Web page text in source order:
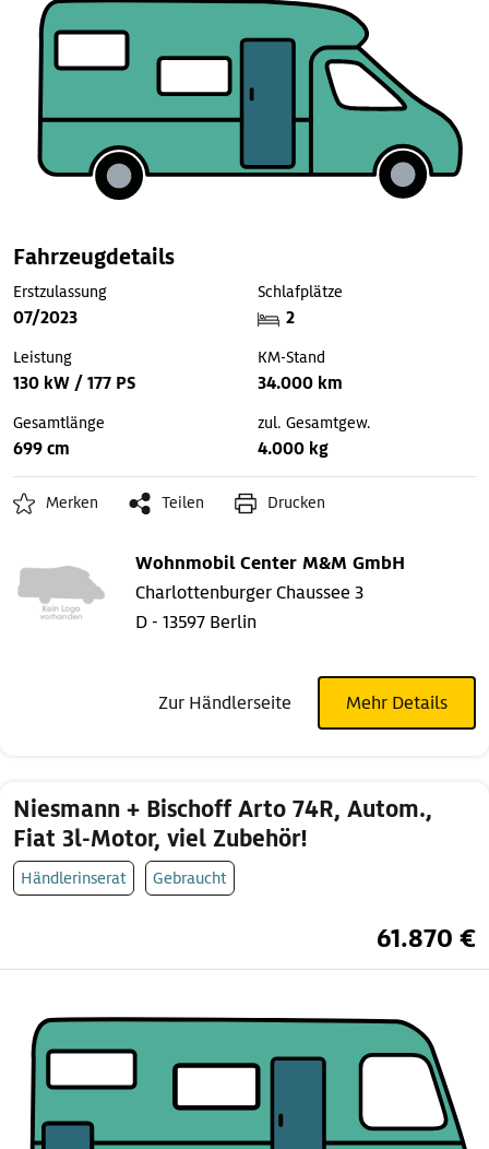
Fahrzeugdetails
Erstzulassung
07/2023
Schlafplätze
2
Leistung
130 kW / 177 PS
KM-Stand
34.000 km
Gesamtlänge
699 cm
zul. Gesamtgew.
4.000 kg
Merken Teilen Drucken
Wohnmobil Center M&M GmbH
Charlottenburger Chaussee 3
D - 13597 Berlin
Zur Händlerseite Mehr Details
Niesmann + Bischoff Arto 74R, Autom.,
Fiat 3l-Motor, viel Zubehör!
Händlerinserat Gebraucht
61.870 €